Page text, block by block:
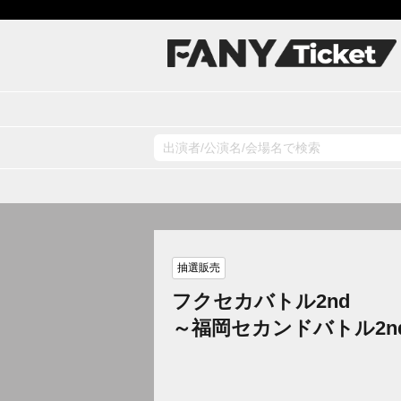
抽選販売
フクセカバトル2nd
～福岡セカンドバトル